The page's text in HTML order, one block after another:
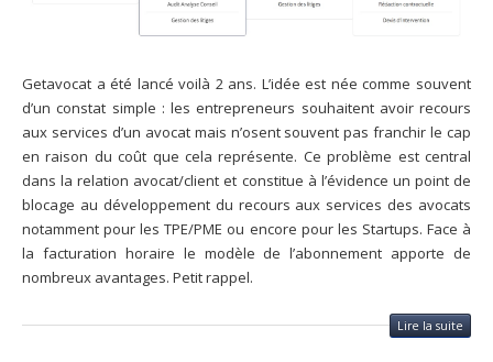
Getavocat a été lancé voilà 2 ans. L’idée est née comme souvent
d’un constat simple : les entrepreneurs souhaitent avoir recours
aux services d’un avocat mais n’osent souvent pas franchir le cap
en raison du coût que cela représente. Ce problème est central
dans la relation avocat/client et constitue à l’évidence un point de
blocage au développement du recours aux services des avocats
notamment pour les TPE/PME ou encore pour les Startups. Face à
la facturation horaire le modèle de l’abonnement apporte de
nombreux avantages. Petit rappel.
Lire la suite